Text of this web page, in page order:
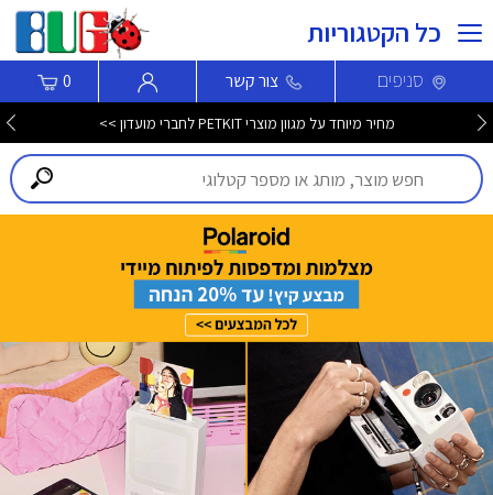
כל הקטגוריות
סניפים צור קשר 0
מחיר מיוחד על מגוון מוצרי PETKIT לחברי מועדון >>